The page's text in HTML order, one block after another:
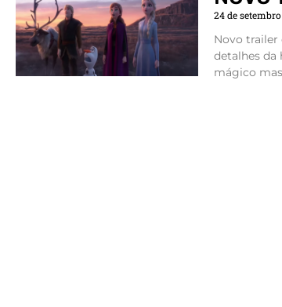
24 de setembro
Novo trailer
detalhes da
mágico